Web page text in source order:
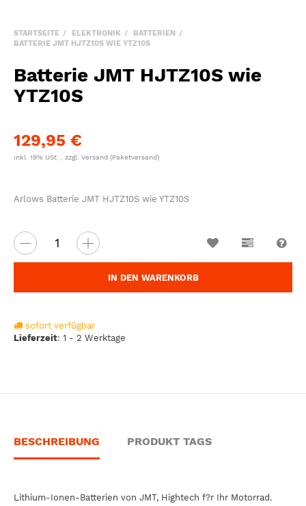
STARTSEITE ELEKTRONIK
BATTERIEN
BATTERIE JMT HJTZ10S WIE YTZ10S
Batterie JMT HJTZ10S wie
YTZ10S
129,95 €
inkl. 19% USt. , zzgl. Versand (Paketversand)
Arlows Batterie JMT HJTZ10S wie YTZ10S
IN DEN WARENKORB
sofort verfügbar
Lieferzeit: 1 - 2 Werktage
Wunschzettel
BESCHREIBUNG PRODUKT TAGS
Lithium-Ionen-Batterien von JMT, Hightech f?r Ihr Motorrad.